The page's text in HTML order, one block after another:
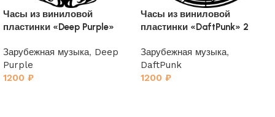
Часы из виниловой
пластинки «Deep Purple»
Зарубежная музыка, Deep
Purple
1200 ₽
Часы из виниловой
пластинки «DaftPunk» 2
Зарубежная музыка,
DaftPunk
1200 ₽